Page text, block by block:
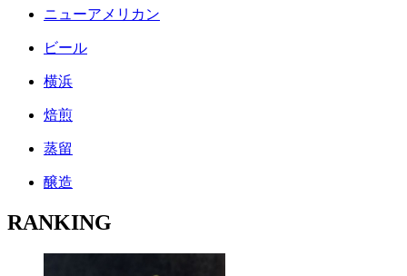
ニューアメリカン
ビール
横浜
焙煎
蒸留
醸造
RANKING